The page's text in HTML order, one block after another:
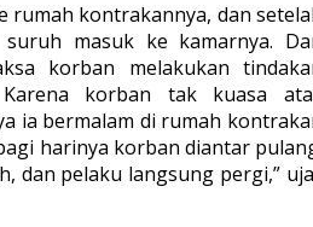
rumah kontrakannya, dan
masuk ke kamarnya.
korban melakukan
korban tak kuasa
ia bermalam di rumah
harinya korban diantar
dan pelaku langsung pergi,”